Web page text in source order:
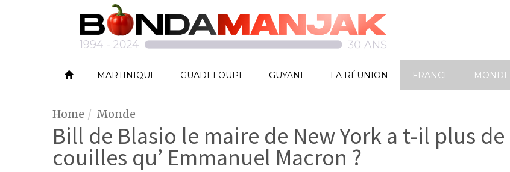
MARTINIQUE GUADELOUPE GUYANE LA RÉUNION FRANCE MONDE
Home Monde
Bill de Blasio le maire de New York a t-il plus de
couilles qu’ Emmanuel Macron ?